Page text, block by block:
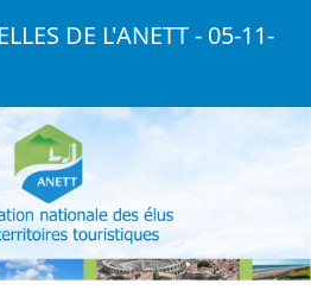
DE L'ANETT - 05-11-